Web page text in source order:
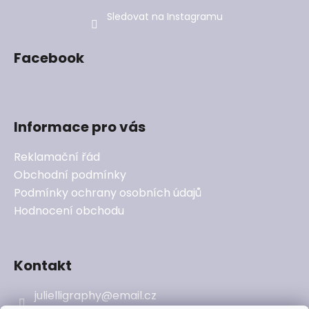
Sledovat na Instagramu
Facebook
Informace pro vás
Reklamační řád
Obchodní podmínky
Podmínky ochrany osobních údajů
Hodnocení obchodu
Kontakt
julielligraphy@email.cz